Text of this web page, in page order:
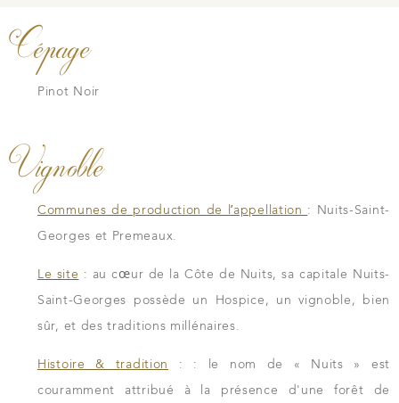
Cépage
Pinot Noir
Vignoble
Communes de production de l’appellation : Nuits-Saint-
Georges et Premeaux.
Le site : au cœur de la Côte de Nuits, sa capitale Nuits-
Saint-Georges possède un Hospice, un vignoble, bien
sûr, et des traditions millénaires.
Histoire & tradition
: : le nom de « Nuits » est
couramment attribué à la présence d'une forêt de